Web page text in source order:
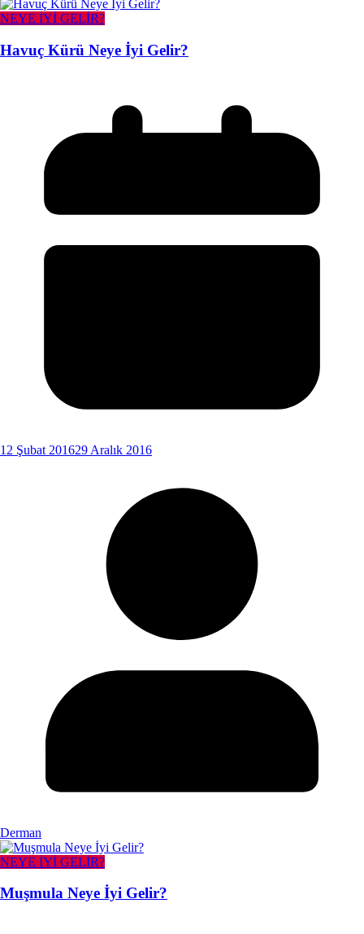
NEYE İYİ GELİR?
Havuç Kürü Neye İyi Gelir?
12 Şubat 201629 Aralık 2016
Derman
NEYE İYİ GELİR?
Muşmula Neye İyi Gelir?